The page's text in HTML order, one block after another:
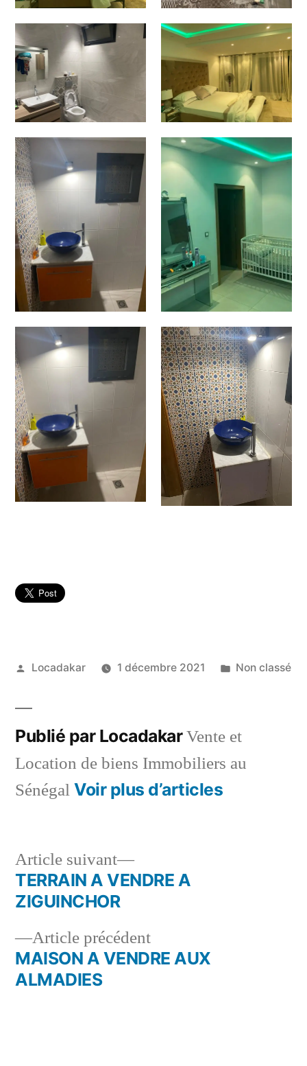
Publié
Locadakar 1 décembre 2021
Publié
Non classé
Publié par LocadakarVente et
Location de biens Immobiliers au
Sénégal Voir plus d’articles
Navigation
l’article
Article précédentArticle
précédent :
MAISON A VENDRE AUX
ALMADIES
Article suivant
Article
suivant :
TERRAIN A VENDRE A
ZIGUINCHOR